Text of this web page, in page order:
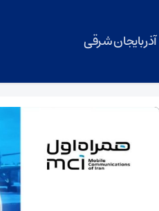
آذربایجان شرقی